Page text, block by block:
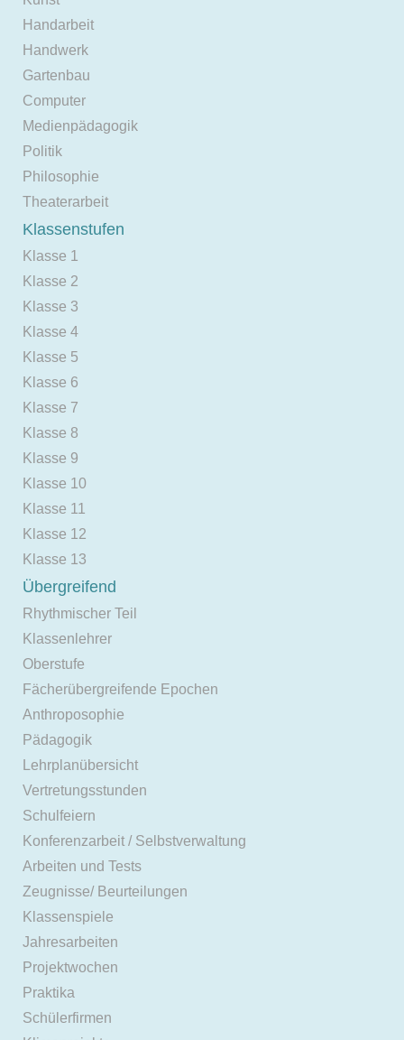
Handarbeit
Handwerk
Gartenbau
Computer
Medienpädagogik
Politik
Philosophie
Theaterarbeit
Klassenstufen
Klasse 1
Klasse 2
Klasse 3
Klasse 4
Klasse 5
Klasse 6
Klasse 7
Klasse 8
Klasse 9
Klasse 10
Klasse 11
Klasse 12
Klasse 13
Übergreifend
Rhythmischer Teil
Klassenlehrer
Oberstufe
Fächerübergreifende Epochen
Anthroposophie
Pädagogik
Lehrplanübersicht
Vertretungsstunden
Schulfeiern
Konferenzarbeit / Selbstverwaltung
Arbeiten und Tests
Zeugnisse/ Beurteilungen
Klassenspiele
Jahresarbeiten
Projektwochen
Praktika
Schülerfirmen